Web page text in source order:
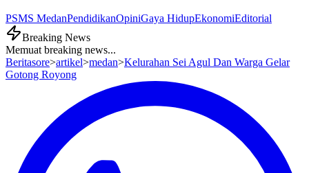
PSMS MedanPendidikanOpiniGaya HidupEkonomiEditorial
Breaking News
Memuat breaking news...
Beritasore>artikel>medan>Kelurahan Sei Agul Dan Warga Gelar
Gotong Royong